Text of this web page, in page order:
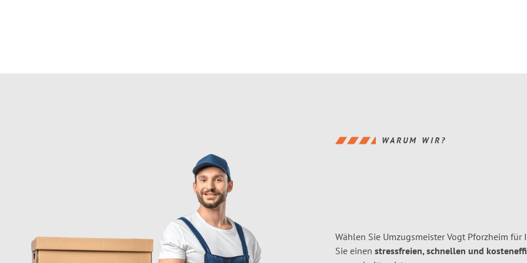
WARUM WIR?
Wählen Sie Umzugsmeister Vogt Pforzheim
Sie einen stressfreien, schnellen und